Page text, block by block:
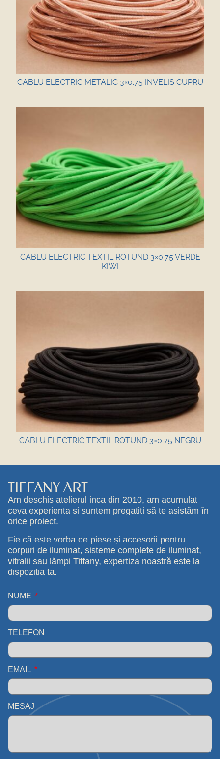
CABLU ELECTRIC METALIC 3×0.75 INVELIS CUPRU
CABLU ELECTRIC TEXTIL ROTUND 3×0.75 VERDE
KIWI
CABLU ELECTRIC TEXTIL ROTUND 3×0.75 NEGRU
TIFFANY ART
Am deschis atelierul inca din 2010, am acumulat
ceva experienta si suntem pregatiti să te asistăm în
orice proiect.
Fie că este vorba de piese și accesorii pentru
corpuri de iluminat, sisteme complete de iluminat,
vitralii sau lămpi Tiffany, expertiza noastră este la
dispozitia ta.
NUME
TELEFON
EMAIL
MESAJ